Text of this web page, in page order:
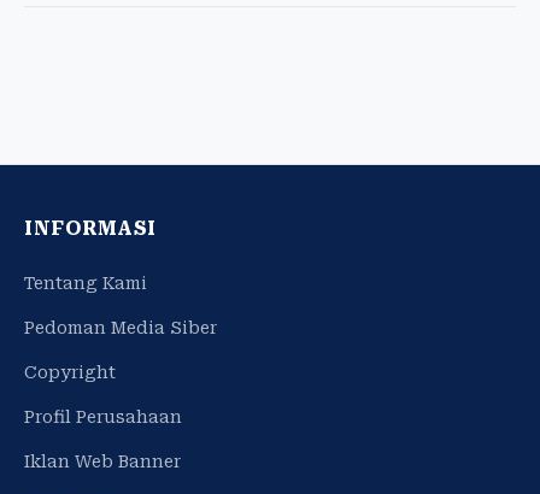
INFORMASI
Tentang Kami
Pedoman Media Siber
Copyright
Profil Perusahaan
Iklan Web Banner